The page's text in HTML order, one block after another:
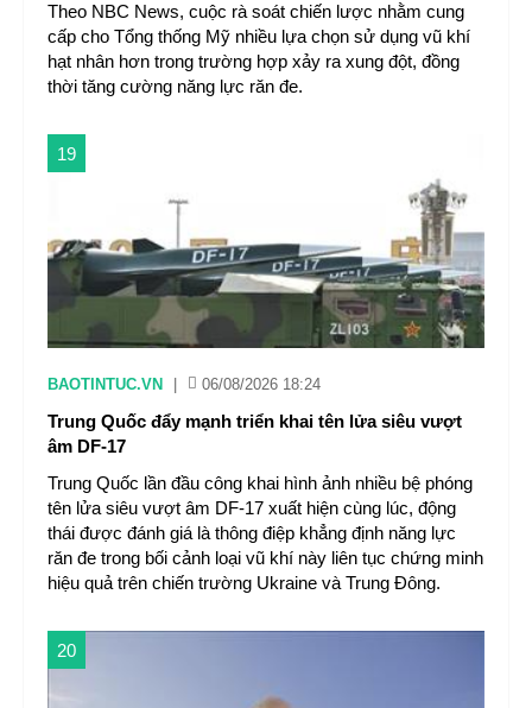
Theo NBC News, cuộc rà soát chiến lược nhằm cung
cấp cho Tổng thống Mỹ nhiều lựa chọn sử dụng vũ khí
hạt nhân hơn trong trường hợp xảy ra xung đột, đồng
thời tăng cường năng lực răn đe.
19
BAOTINTUC.VN 06/08/2026 18:24
Trung Quốc đẩy mạnh triển khai tên lửa siêu vượt
âm DF-17
Trung Quốc lần đầu công khai hình ảnh nhiều bệ phóng
tên lửa siêu vượt âm DF-17 xuất hiện cùng lúc, động
thái được đánh giá là thông điệp khẳng định năng lực
răn đe trong bối cảnh loại vũ khí này liên tục chứng minh
hiệu quả trên chiến trường Ukraine và Trung Đông.
20